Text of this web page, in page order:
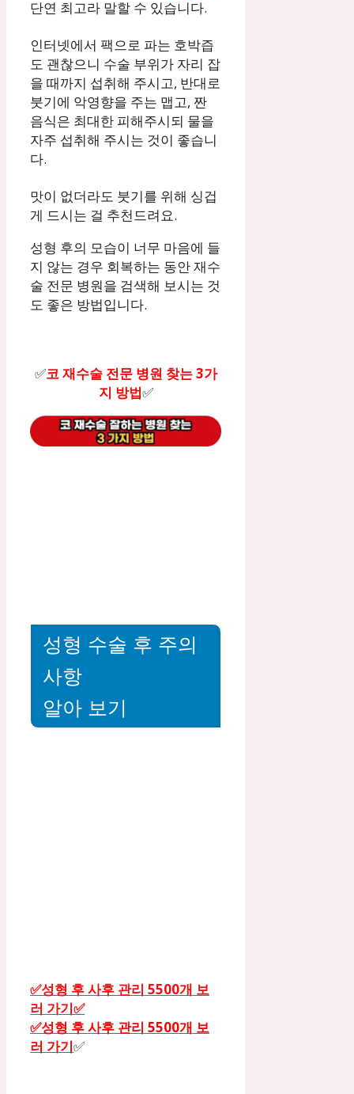
단연 최고라 말할 수 있습니다.
인터넷에서 팩으로 파는 호박즙
도 괜찮으니 수술 부위가 자리 잡
을 때까지 섭취해 주시고, 반대로
붓기에 악영향을 주는 맵고, 짠
음식은 최대한 피해주시되 물을
자주 섭취해 주시는 것이 좋습니
다.
맛이 없더라도 붓기를 위해 싱겁
게 드시는 걸 추천드려요.
성형 후의 모습이 너무 마음에 들
지 않는 경우 회복하는 동안 재수
술 전문 병원을 검색해 보시는 것
도 좋은 방법입니다.
✅코 재수술 전문 병원 찾는 3가
지 방법✅
성형 수술 후 주의
사항
알아 보기
✅성형 후 사후 관리 5500개 보
러 가기✅
✅성형 후 사후 관리 5500개 보
러 가기✅